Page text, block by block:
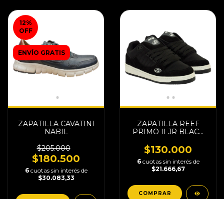
12%
OFF
ENVÍO GRATIS
ZAPATILLA CAVATINI
NABIL
$205.000
$180.500
6 cuotas sin interés de
$30.083,33
ZAPATILLA REEF
PRIMO II JR BLACK
$130.000
6 cuotas sin interés de
$21.666,67
COMPRAR